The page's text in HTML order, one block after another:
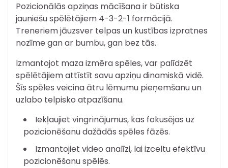
Pozicionālās apziņas mācīšana ir būtiska
jauniešu spēlētājiem 4-3-2-1 formācijā.
Treneriem jāuzsver telpas un kustības izpratnes
nozīme gan ar bumbu, gan bez tās.
Izmantojot maza izmēra spēles, var palīdzēt
spēlētājiem attīstīt savu apziņu dinamiskā vidē.
Šīs spēles veicina ātru lēmumu pieņemšanu un
uzlabo telpisko atpazīšanu.
Iekļaujiet vingrinājumus, kas fokusējas uz
pozicionēšanu dažādās spēles fāzēs.
Izmantojiet video analīzi, lai izceltu efektīvu
pozicionēšanu spēlēs.